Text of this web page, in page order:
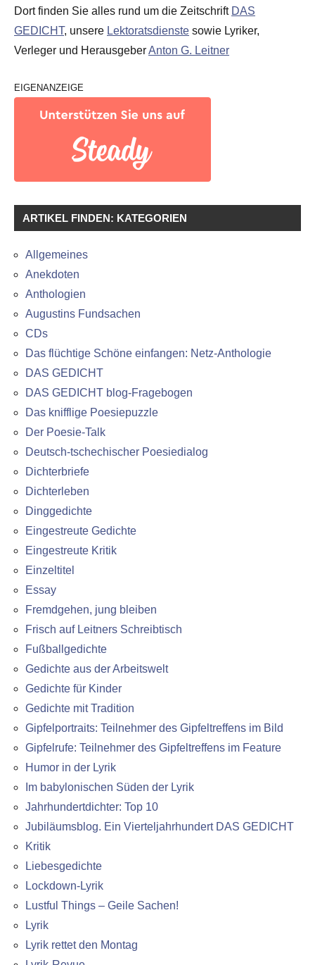
Dort finden Sie alles rund um die Zeitschrift DAS
GEDICHT, unsere Lektoratsdienste sowie Lyriker,
Verleger und HerausgeberAnton G. Leitner
EIGENANZEIGE
ARTIKEL FINDEN: KATEGORIEN
Allgemeines
Anekdoten
Anthologien
Augustins Fundsachen
CDs
Das flüchtige Schöne einfangen: Netz-Anthologie
DAS GEDICHT
DAS GEDICHT blog-Fragebogen
Das knifflige Poesiepuzzle
Der Poesie-Talk
Deutsch-tschechischer Poesiedialog
Dichterbriefe
Dichterleben
Dinggedichte
Eingestreute Gedichte
Eingestreute Kritik
Einzeltitel
Essay
Fremdgehen, jung bleiben
Frisch auf Leitners Schreibtisch
Fußballgedichte
Gedichte aus der Arbeitswelt
Gedichte für Kinder
Gedichte mit Tradition
Gipfelportraits: Teilnehmer des Gipfeltreffens im Bild
Gipfelrufe: Teilnehmer des Gipfeltreffens im Feature
Humor in der Lyrik
Im babylonischen Süden der Lyrik
Jahrhundertdichter: Top 10
Jubiläumsblog. Ein Vierteljahrhundert DAS GEDICHT
Kritik
Liebesgedichte
Lockdown-Lyrik
Lustful Things – Geile Sachen!
Lyrik
Lyrik rettet den Montag